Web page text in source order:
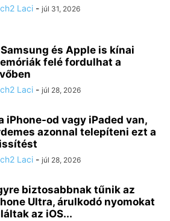
Laci - júl 31, 2026
és Apple is kínai
felé fordulhat a
Laci - júl 28, 2026
iPhone-od vagy iPaded van,
azonnal telepíteni ezt a
Laci - júl 28, 2026
biztosabbnak tűnik az
Ultra, árulkodó nyomokat
az iOS...